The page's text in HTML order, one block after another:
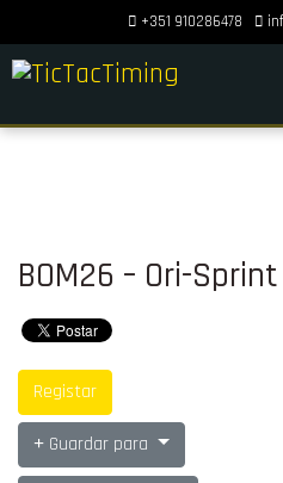
+351 910286478
BOM26 – Ori-
Registar
Guardar para